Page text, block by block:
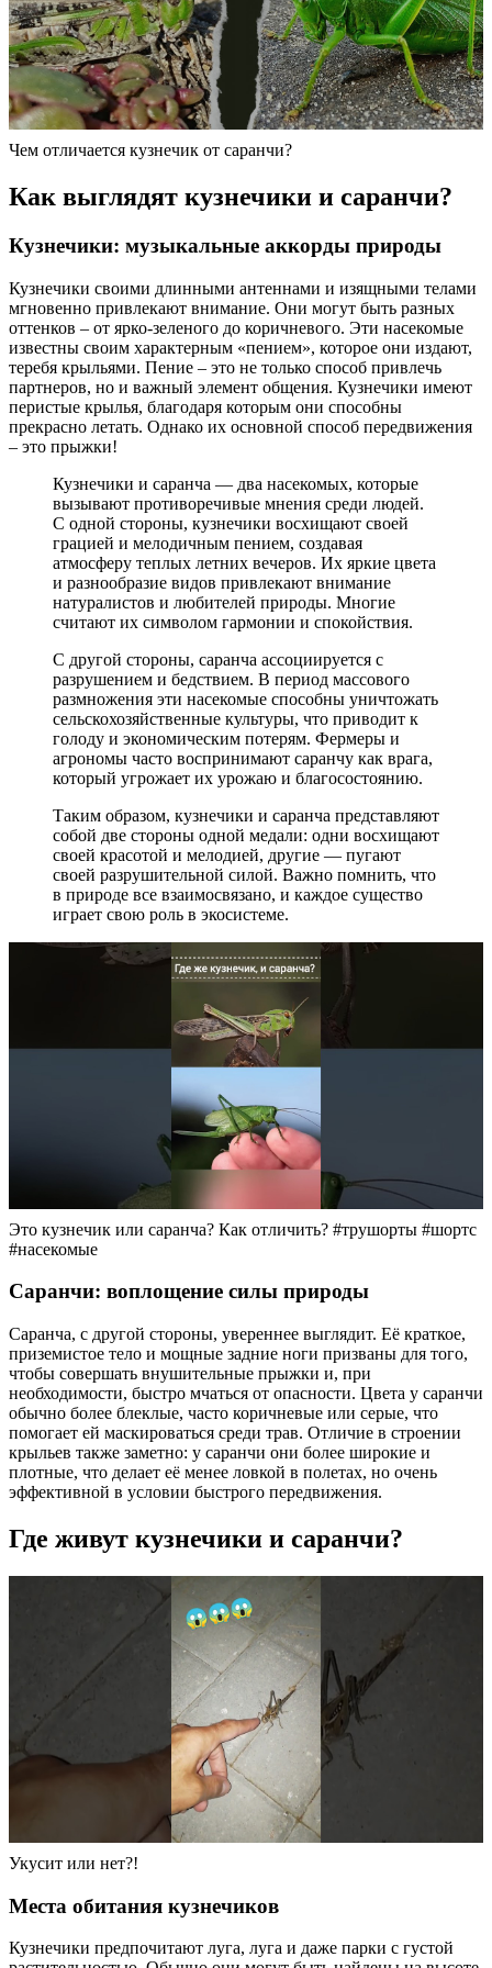
Чем отличается кузнечик от саранчи?
Как выглядят кузнечики и саранчи?
Кузнечики: музыкальные аккорды природы
Кузнечики своими длинными антеннами и изящными телами
мгновенно привлекают внимание. Они могут быть разных
оттенков – от ярко-зеленого до коричневого. Эти насекомые
известны своим характерным «пением», которое они издают,
теребя крыльями. Пение – это не только способ привлечь
партнеров, но и важный элемент общения. Кузнечики имеют
перистые крылья, благодаря которым они способны
прекрасно летать. Однако их основной способ передвижения
– это прыжки!
Кузнечики и саранча — два насекомых, которые
вызывают противоречивые мнения среди людей.
С одной стороны, кузнечики восхищают своей
грацией и мелодичным пением, создавая
атмосферу теплых летних вечеров. Их яркие цвета
и разнообразие видов привлекают внимание
натуралистов и любителей природы. Многие
считают их символом гармонии и спокойствия.
С другой стороны, саранча ассоциируется с
разрушением и бедствием. В период массового
размножения эти насекомые способны уничтожать
сельскохозяйственные культуры, что приводит к
голоду и экономическим потерям. Фермеры и
агрономы часто воспринимают саранчу как врага,
который угрожает их урожаю и благосостоянию.
Таким образом, кузнечики и саранча представляют
собой две стороны одной медали: одни восхищают
своей красотой и мелодией, другие — пугают
своей разрушительной силой. Важно помнить, что
в природе все взаимосвязано, и каждое существо
играет свою роль в экосистеме.
Это кузнечик или саранча? Как отличить? #трушорты #шортс
#насекомые
Саранчи: воплощение силы природы
Саранча, с другой стороны, увереннее выглядит. Её краткое,
приземистое тело и мощные задние ноги призваны для того,
чтобы совершать внушительные прыжки и, при
необходимости, быстро мчаться от опасности. Цвета у саранчи
обычно более блеклые, часто коричневые или серые, что
помогает ей маскироваться среди трав. Отличие в строении
крыльев также заметно: у саранчи они более широкие и
плотные, что делает её менее ловкой в полетах, но очень
эффективной в условии быстрого передвижения.
Где живут кузнечики и саранчи?
Укусит или нет?!
Места обитания кузнечиков
Кузнечики предпочитают луга, луга и даже парки с густой